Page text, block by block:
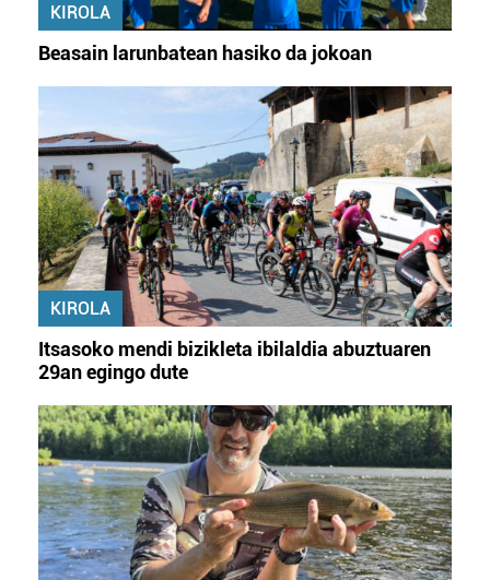
KIROLA
Beasain larunbatean hasiko da jokoan
KIROLA
Itsasoko mendi bizikleta ibilaldia abuztuaren
29an egingo dute